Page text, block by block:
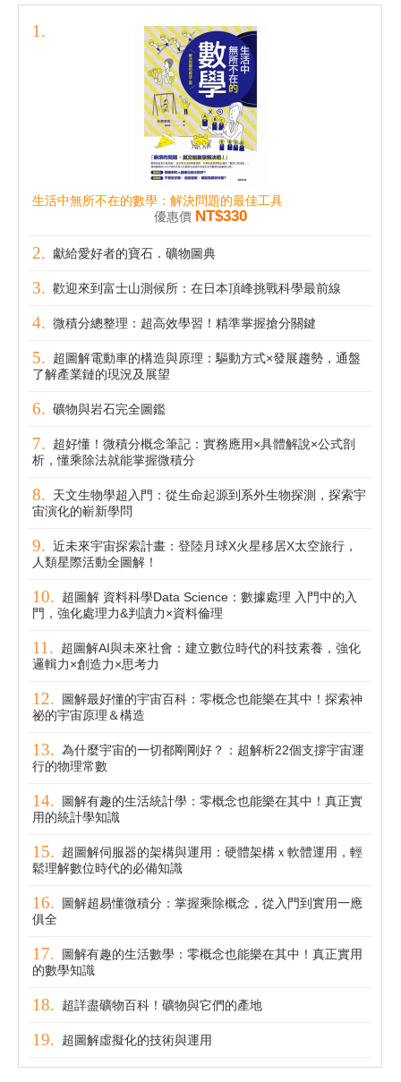
生活中無所不在的數學：解決問題的最佳工具
優惠價 NT$330
獻給愛好者的寶石．礦物圖典
歡迎來到富士山測候所：在日本頂峰挑戰科學最前線
微積分總整理：超高效學習！精準掌握搶分關鍵
超圖解電動車的構造與原理：驅動方式×發展趨勢，通盤
了解產業鏈的現況及展望
礦物與岩石完全圖鑑
超好懂！微積分概念筆記：實務應用×具體解說×公式剖
析，懂乘除法就能掌握微積分
天文生物學超入門：從生命起源到系外生物探測，探索宇
宙演化的嶄新學問
近未來宇宙探索計畫：登陸月球X火星移居X太空旅行，
人類星際活動全圖解！
超圖解 資料科學Data Science：數據處理 入門中的入
門，強化處理力&判讀力×資料倫理
超圖解AI與未來社會：建立數位時代的科技素養，強化
邏輯力×創造力×思考力
圖解最好懂的宇宙百科：零概念也能樂在其中！探索神
祕的宇宙原理＆構造
為什麼宇宙的一切都剛剛好？：超解析22個支撐宇宙運
行的物理常數
圖解有趣的生活統計學：零概念也能樂在其中！真正實
用的統計學知識
超圖解伺服器的架構與運用：硬體架構ｘ軟體運用，輕
鬆理解數位時代的必備知識
圖解超易懂微積分：掌握乘除概念，從入門到實用一應
俱全
圖解有趣的生活數學：零概念也能樂在其中！真正實用
的數學知識
超詳盡礦物百科！礦物與它們的產地
超圖解虛擬化的技術與運用